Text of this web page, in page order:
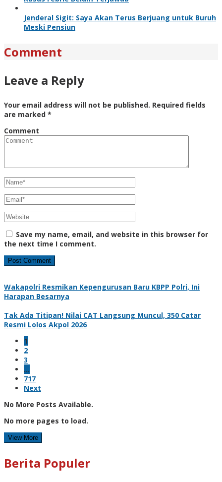
Jenderal Sigit: Saya Akan Terus Berjuang untuk Buruh
Meski Pensiun
Comment
Leave a Reply
Your email address will not be published. Required fields
are marked *
Comment
Save my name, email, and website in this browser for
the next time I comment.
Wakapolri Resmikan Kepengurusan Baru KBPP Polri, Ini
Harapan Besarnya
Tak Ada Titipan! Nilai CAT Langsung Muncul, 350 Catar
Resmi Lolos Akpol 2026
1
2
3
…
717
Next
No More Posts Available.
No more pages to load.
View More
Berita Populer